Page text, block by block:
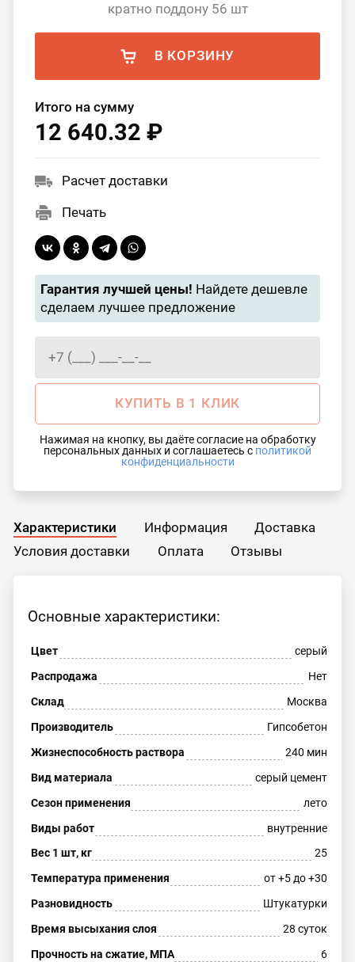
кратно поддону 56 шт
В КОРЗИНУ
Итого на сумму
12 640.32 ₽
Расчет доставки
Печать
Гарантия лучшей цены! Найдете дешевле
сделаем лучшее предложение
КУПИТЬ В 1 КЛИК
Нажимая на кнопку, вы даёте согласие на обработку
персональных данных и соглашаетесь с политикой
конфиденциальности
Характеристики Информация
Доставка
Условия доставки
Оплата Отзывы
Основные характеристики:
Цвет
серый
Распродажа
Нет
Склад
Москва
Производитель
Гипсобетон
Жизнеспособность раствора
240 мин
Вид материала
серый цемент
Сезон применения
лето
Виды работ
внутренние
Вес 1 шт, кг
25
Температура применения
от +5 до +30
Разновидность
Штукатурки
Время высыхания слоя
28 суток
Прочность на сжатие, МПА
6